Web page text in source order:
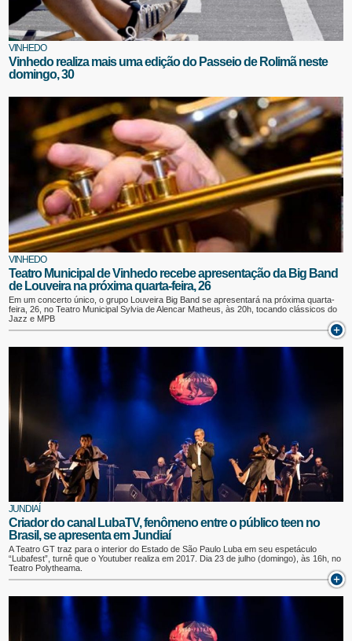
VINHEDO
Vinhedo realiza mais uma edição do Passeio de Rolimã neste
domingo, 30
VINHEDO
Teatro Municipal de Vinhedo recebe apresentação da Big Band
de Louveira na próxima quarta-feira, 26
Em um concerto único, o grupo Louveira Big Band se apresentará na próxima quarta-
feira, 26, no Teatro Municipal Sylvia de Alencar Matheus, às 20h, tocando clássicos do
Jazz e MPB
JUNDIAÍ
Criador do canal LubaTV, fenômeno entre o público teen no
Brasil, se apresenta em Jundiaí
A Teatro GT traz para o interior do Estado de São Paulo Luba em seu espetáculo
“Lubafest”, turnê que o Youtuber realiza em 2017. Dia 23 de julho (domingo), às 16h, no
Teatro Polytheama.